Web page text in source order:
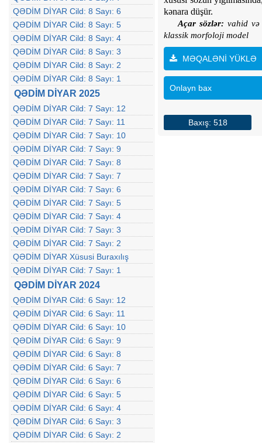
QƏDİM DİYAR Cild: 8 Sayı: 6
QƏDİM DİYAR Cild: 8 Sayı: 5
QƏDİM DİYAR Cild: 8 Sayı: 4
QƏDİM DİYAR Cild: 8 Sayı: 3
QƏDİM DİYAR Cild: 8 Sayı: 2
QƏDİM DİYAR Cild: 8 Sayı: 1
QƏDİM DİYAR 2025
QƏDİM DİYAR Cild: 7 Sayı: 12
QƏDİM DİYAR Cild: 7 Sayı: 11
QƏDİM DİYAR Cild: 7 Sayı: 10
QƏDİM DİYAR Cild: 7 Sayı: 9
QƏDİM DİYAR Cild: 7 Sayı: 8
QƏDİM DİYAR Cild: 7 Sayı: 7
QƏDİM DİYAR Cild: 7 Sayı: 6
QƏDİM DİYAR Cild: 7 Sayı: 5
QƏDİM DİYAR Cild: 7 Sayı: 4
QƏDİM DİYAR Cild: 7 Sayı: 3
QƏDİM DİYAR Cild: 7 Sayı: 2
QƏDİM DİYAR Xüsusi Buraxılış
QƏDİM DİYAR Cild: 7 Sayı: 1
QƏDİM DİYAR 2024
QƏDİM DİYAR Cild: 6 Sayı: 12
QƏDİM DİYAR Cild: 6 Sayı: 11
QƏDİM DİYAR Cild: 6 Sayı: 10
QƏDİM DİYAR Cild: 6 Sayı: 9
QƏDİM DİYAR Cild: 6 Sayı: 8
QƏDİM DİYAR Cild: 6 Sayı: 7
QƏDİM DİYAR Cild: 6 Sayı: 6
QƏDİM DİYAR Cild: 6 Sayı: 5
QƏDİM DİYAR Cild: 6 Sayı: 4
QƏDİM DİYAR Cild: 6 Sayı: 3
QƏDİM DİYAR Cild: 6 Sayı: 2
kənara düşür.
Açar sözlər: vahid
klassik morfoloji model
MƏQALƏNİ YÜKLƏ
Onlayn bax
Baxış: 518